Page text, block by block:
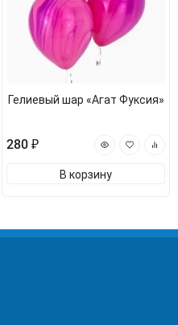
Гелиевый шар «Агат Фуксия»
280 ₽
В корзину